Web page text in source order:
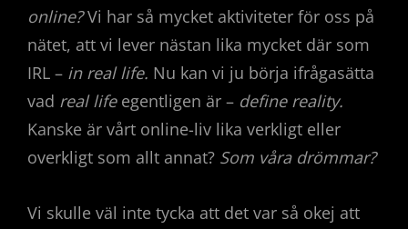
online?Vi har så mycket aktiviteter för oss på
nätet, att vi lever nästan lika mycket där som
IRL – in real life. Nu kan vi ju börja ifrågasätta
vad real life egentligen är – define reality.
Kanske är vårt online-liv lika verkligt eller
overkligt som allt annat? Som våra drömmar?
Vi skulle väl inte tycka att det var så okej att